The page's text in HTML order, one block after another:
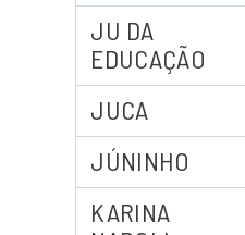
JU DA
EDUCAÇÃO
JUCA
JÚNINHO
KARINA